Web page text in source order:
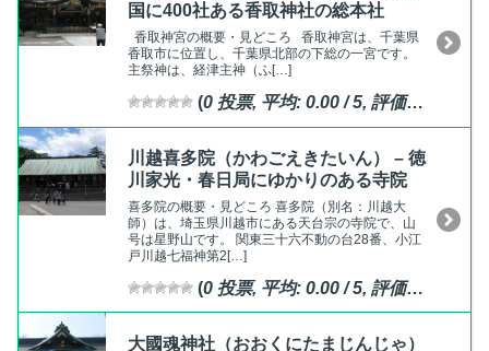
国に400社ある香取神社の総本社
香取神宮の概要・見どころ 香取神宮は、千葉県
香取市に位置し、千葉県北部の下総の一宮です。
主祭神は、経津主神（ふ[…]
(0 投票, 平均: 0.00 / 5, 評価済
川越喜多院（かわごえきたいん） – 徳
川家光・春日局にゆかりのある寺院
喜多院の概要・見どころ 喜多院（別名：川越大
師）は、埼玉県川越市にある天台宗の寺院で、山
号は星野山です。 関東三十六不動の台28番、小江
戸川越七福神第2[…]
(0 投票, 平均: 0.00 / 5, 評価済
大國魂神社（おおくにたまじんじゃ）